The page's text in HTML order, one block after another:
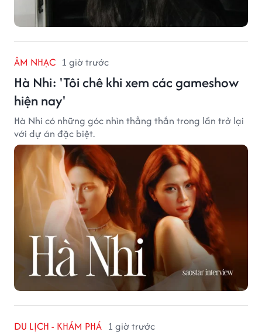
ÂM NHẠC 1 giờ trước
Hà Nhi: 'Tôi chê khi xem các gameshow
hiện nay'
Hà Nhi có những góc nhìn thẳng thắn trong lần trở lại
với dự án đặc biệt.
DU LỊCH - KHÁM PHÁ 1 giờ trước